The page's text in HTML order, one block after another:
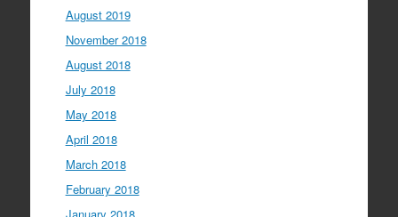
August 2019
November 2018
August 2018
July 2018
May 2018
April 2018
March 2018
February 2018